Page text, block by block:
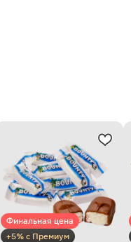
Финальная цена
+5% с Премиум